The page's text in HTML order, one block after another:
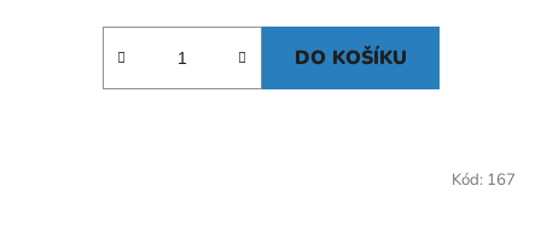
DO KOŠÍKU
Kód: 167